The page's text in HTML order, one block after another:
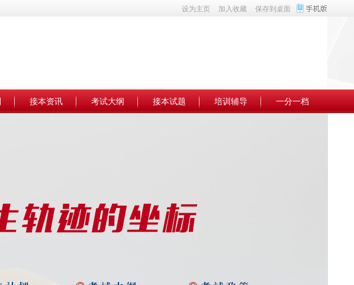
设为主页 加入收藏 保存到桌面
接本资讯 考试大纲 接本试题 培训辅导 一分一档